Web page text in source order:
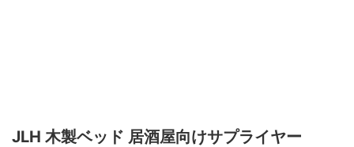
JLH 木製ベッド 居酒屋向けサプライヤー